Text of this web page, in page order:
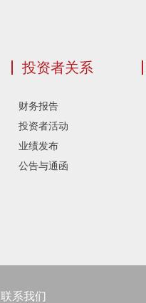
投资者关系
财务报告
投资者活动
业绩发布
公告与通函
联系我们